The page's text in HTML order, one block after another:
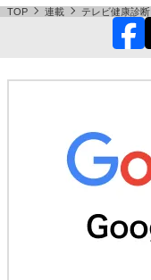
TOP 連載 テレビ健康診断